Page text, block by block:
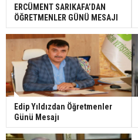
ERCÜMENT SARIKAFA’DAN
ÖĞRETMENLER GÜNÜ MESAJI
Edip Yıldızdan Öğretmenler
Günü Mesajı